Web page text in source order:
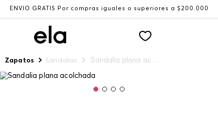
ENVÍO GRATIS Por compras iguales o superiores a $200.000
Zapatos Sandalias Sandalia plana acolchada